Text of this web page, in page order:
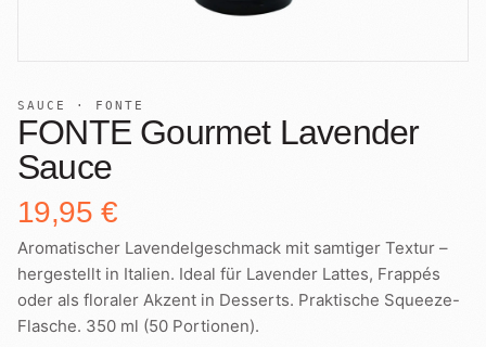
Lohnabfüllung für Röster
International
Zubehör
Geschenkideen
Fonte Blends
All About Mushroom
Alle Produkte
08 Laden
09 Reparatur
10 Kurse
SAUCE · FONTE
FONTE Gourmet Lavender
Sauce
19,95 €
Aromatischer Lavendelgeschmack mit samtiger Textur –
hergestellt in Italien. Ideal für Lavender Lattes, Frappés
oder als floraler Akzent in Desserts. Praktische Squeeze-
Flasche. 350 ml (50 Portionen).